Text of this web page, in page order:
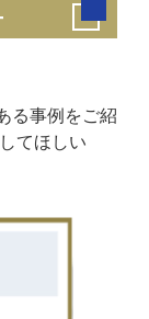
る事例をご紹
てほしい